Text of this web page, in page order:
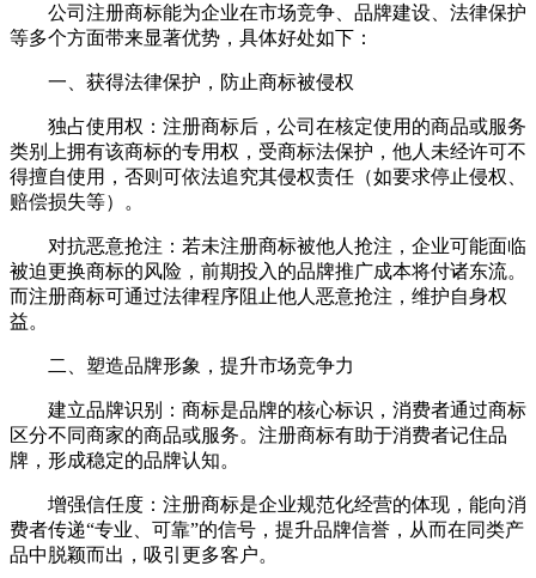
公司注册商标能为企业在市场竞争、品牌建设、法律保护
等多个方面带来显著优势，具体好处如下：
一、获得法律保护，防止商标被侵权
独占使用权：注册商标后，公司在核定使用的商品或服务
类别上拥有该商标的专用权，受商标法保护，他人未经许可不
得擅自使用，否则可依法追究其侵权责任（如要求停止侵权、
赔偿损失等）。
对抗恶意抢注：若未注册商标被他人抢注，企业可能面临
被迫更换商标的风险，前期投入的品牌推广成本将付诸东流。
而注册商标可通过法律程序阻止他人恶意抢注，维护自身权
益。
二、塑造品牌形象，提升市场竞争力
建立品牌识别：商标是品牌的核心标识，消费者通过商标
区分不同商家的商品或服务。注册商标有助于消费者记住品
牌，形成稳定的品牌认知。
增强信任度：注册商标是企业规范化经营的体现，能向消
费者传递“专业、可靠”的信号，提升品牌信誉，从而在同类产
品中脱颖而出，吸引更多客户。